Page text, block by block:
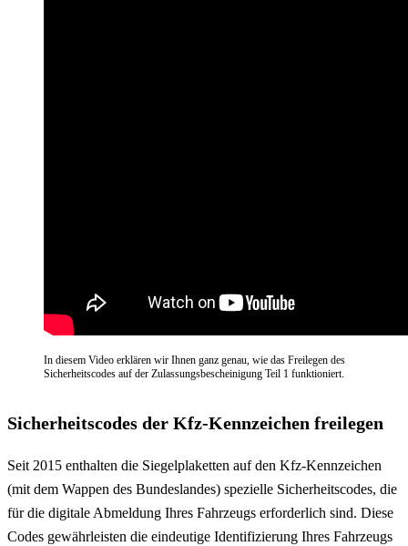
In diesem Video erklären wir Ihnen ganz genau, wie das Freilegen des
Sicherheitscodes auf der Zulassungsbescheinigung Teil 1 funktioniert.
Sicherheitscodes der Kfz-Kennzeichen freilegen
Seit 2015 enthalten die Siegelplaketten auf den Kfz-Kennzeichen
(mit dem Wappen des Bundeslandes) spezielle Sicherheitscodes, die
für die digitale Abmeldung Ihres Fahrzeugs erforderlich sind. Diese
Codes gewährleisten die eindeutige Identifizierung Ihres Fahrzeugs